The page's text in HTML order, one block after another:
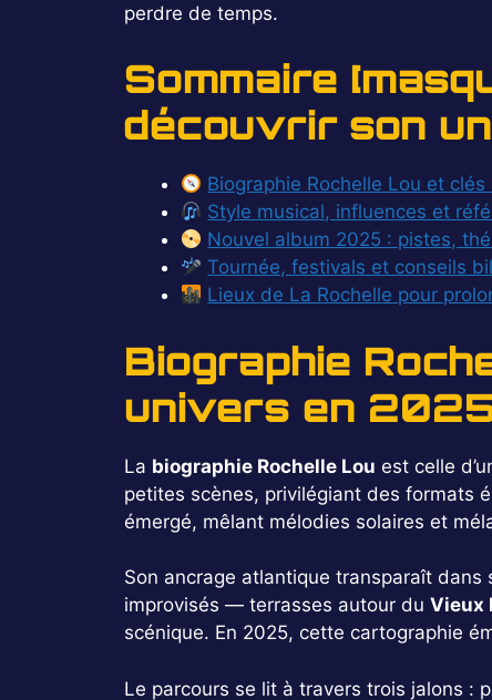
perdre de temps.
Sommaire
découvrir son
Biographie Rochelle Lou et
Style musical, influences et
Nouvel album 2025 : pistes,
Tournée, festivals et conseils
Lieux de La Rochelle pour
Biographie
univers en
La biographie Rochelle Lou est celle
petites scènes, privilégiant des formats
émergé, mêlant mélodies solaires et
Son ancrage atlantique transparaît dans
improvisés — terrasses autour du Vieux
scénique. En 2025, cette cartographie
Le parcours se lit à travers trois jalons :